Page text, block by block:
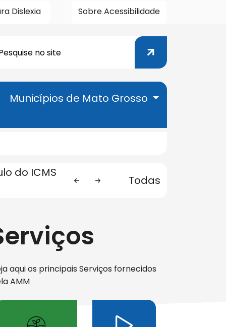
Dislexia Sobre Acessibilidade
Pesquisar
Municípios de Mato Grosso
do ICMS
Anterior
AnteriorPróxima
PróximaTodas
de Serviços
aqui os principais Serviços fornecidos
AMM